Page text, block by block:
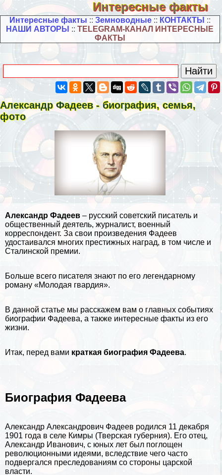
Интересные факты
Интересные факты :: Земноводные:: КОНТАКТЫ ::
НАШИ АВТОРЫ ::TELEGRAM-КАНАЛ ИНТЕРЕСНЫЕ
ФАКТЫ
Александр Фадеев - биография, семья,
фото
Александр Фадеев – русский советский писатель и
общественный деятель, журналист, военный
корреспондент. За свои произведения Фадеев
удостаивался многих престижных наград, в том числе и
Сталинской премии.
Больше всего писателя знают по его легендарному
роману «Молодая гвардия».
В данной статье мы расскажем вам о главных событиях
биографии Фадеева, а также интересные факты из его
жизни.
Итак, перед вами краткая биография Фадеева.
Биография Фадеева
Александр Александрович Фадеев родился 11 декабря
1901 года в селе Кимры (Тверская губерния). Его отец,
Александр Иванович, с юных лет был поглощен
революционными идеями, вследствие чего часто
подвергался преследованиям со стороны царской
власти.